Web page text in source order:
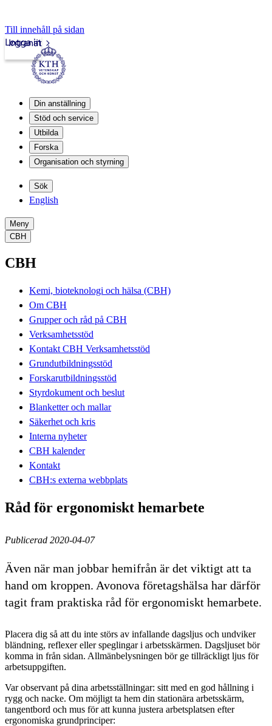
Till innehåll på sidan
Intranät
Logga in
Din anställning
Stöd och service
Utbilda
Forska
Organisation och styrning
Sök
English
Meny
CBH
CBH
Kemi, bioteknologi och hälsa (CBH)
Om CBH
Grupper och råd på CBH
Verksamhetsstöd
Kontakt CBH Verksamhetsstöd
Grundutbildningsstöd
Forskarutbildningsstöd
Styrdokument och beslut
Blanketter och mallar
Säkerhet och kris
Interna nyheter
CBH kalender
Kontakt
CBH:s externa webbplats
Råd för ergonomiskt hemarbete
Publicerad 2020-04-07
Även när man jobbar hemifrån är det viktigt att ta
hand om kroppen. Avonova företagshälsa har därför
tagit fram praktiska råd för ergonomiskt hemarbete.
Placera dig så att du inte störs av infallande dagsljus och undviker
bländning, reflexer eller speglingar i arbetsskärmen. Dagsljuset bör
komma in från sidan. Allmänbelysningen bör ge tillräckligt ljus för
arbetsuppgiften.
Var observant på dina arbetsställningar: sitt med en god hållning i
rygg och nacke. Om möjligt ta hem din stationära arbetsskärm,
tangentbord och mus för att kunna justera arbetsplatsen efter
ergonomiska grundprinciper: